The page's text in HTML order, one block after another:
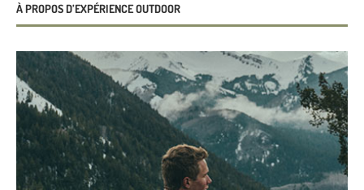
À PROPOS D’EXPÉRIENCE OUTDOOR